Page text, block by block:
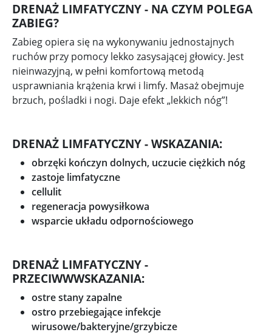
DRENAŻ LIMFATYCZNY - NA CZYM POLEGA
ZABIEG?
Zabieg opiera się na wykonywaniu jednostajnych
ruchów przy pomocy lekko zasysającej głowicy. Jest
nieinwazyjną, w pełni komfortową metodą
usprawniania krążenia krwi i limfy. Masaż obejmuje
brzuch, pośladki i nogi. Daje efekt „lekkich nóg”!
DRENAŻ LIMFATYCZNY - WSKAZANIA:
obrzęki kończyn dolnych, uczucie ciężkich nóg
zastoje limfatyczne
cellulit
regeneracja powysiłkowa
wsparcie układu odpornościowego
DRENAŻ LIMFATYCZNY -
PRZECIWWWSKAZANIA:
ostre stany zapalne
ostro przebiegające infekcje
wirusowe/bakteryjne/grzybicze